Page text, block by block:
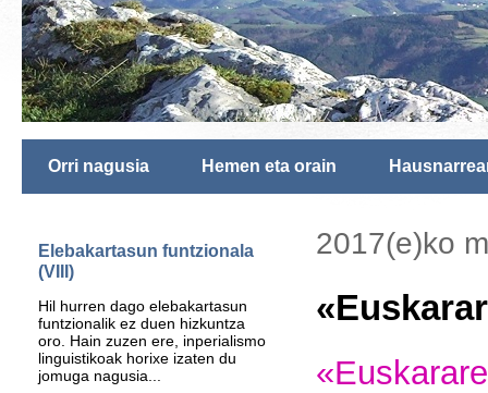
Orri nagusia Hemen eta orain
2017(e)ko
Elebakartasun funtzionala
(VIII)
Hil hurren dago elebakartasun
funtzionalik ez duen hizkuntza
oro. Hain zuzen ere, inperialismo
linguistikoak horixe izaten du
jomuga nagusia...